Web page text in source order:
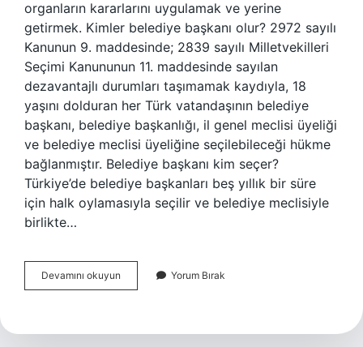
organların kararlarını uygulamak ve yerine
getirmek. Kimler belediye başkanı olur? 2972 sayılı
Kanunun 9. maddesinde; 2839 sayılı Milletvekilleri
Seçimi Kanununun 11. maddesinde sayılan
dezavantajlı durumları taşımamak kaydıyla, 18
yaşını dolduran her Türk vatandaşının belediye
başkanı, belediye başkanlığı, il genel meclisi üyeliği
ve belediye meclisi üyeliğine seçilebileceği hükme
bağlanmıştır. Belediye başkanı kim seçer?
Türkiye’de belediye başkanları beş yıllık bir süre
için halk oylamasıyla seçilir ve belediye meclisiyle
birlikte…
Devamını okuyun Belediye
Başkanı
Yorum Bırak